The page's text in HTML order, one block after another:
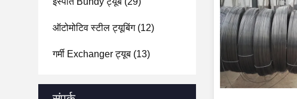
ऑटोमोटिव स्टील ट्यूबिंग(12)
गर्मी Exchanger ट्यूब (13)